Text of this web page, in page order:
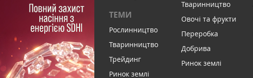
ТЕМИ
Рослинництво
Тваринництво
Трейдинг
Ринок землі
Тваринництво
Овочі та фрукти
Переробка
Добрива
Ринок землі